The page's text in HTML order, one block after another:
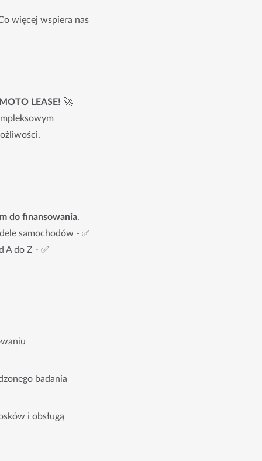
więcej wspiera nas
LEASE! 🚀
do finansowania.
samochodów - ✅
A do Z - ✅
badania
i obsługą